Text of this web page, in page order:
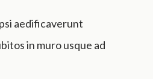
aedificaverunt
in muro usque ad